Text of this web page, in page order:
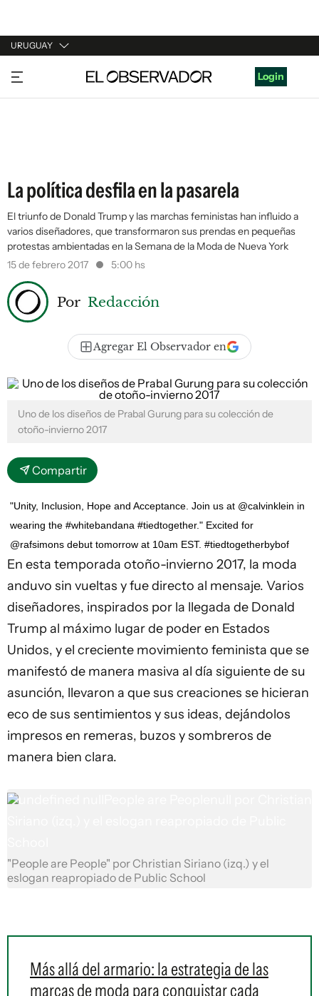
URUGUAY
URUGUAY
ARGENTINA
Login
La política desfila en la pasarela
El triunfo de Donald Trump y las marchas feministas han influido a
varios diseñadores, que transformaron sus prendas en pequeñas
protestas ambientadas en la Semana de la Moda de Nueva York
15 de febrero 2017
5:00 hs
Por Redacción
Agregar El Observador en
Uno de los diseños de Prabal Gurung para su colección de
otoño-invierno 2017
Compartir
"Unity, Inclusion, Hope and Acceptance. Join us at @calvinklein in
wearing the #whitebandana #tiedtogether." Excited for
@rafsimons debut tomorrow at 10am EST. #tiedtogetherbybof
En esta temporada otoño-invierno 2017, la moda
anduvo sin vueltas y fue directo al mensaje. Varios
diseñadores, inspirados por la llegada de Donald
Trump al máximo lugar de poder en Estados
Unidos, y el creciente movimiento feminista que se
manifestó de manera masiva al día siguiente de su
asunción, llevaron a que sus creaciones se hicieran
eco de sus sentimientos y sus ideas, dejándolos
impresos en remeras, buzos y sombreros de
manera bien clara.
"People are People" por Christian Siriano (izq.) y el
eslogan reapropiado de Public School
Más allá del armario: la estrategia de las
marcas de moda para conquistar cada